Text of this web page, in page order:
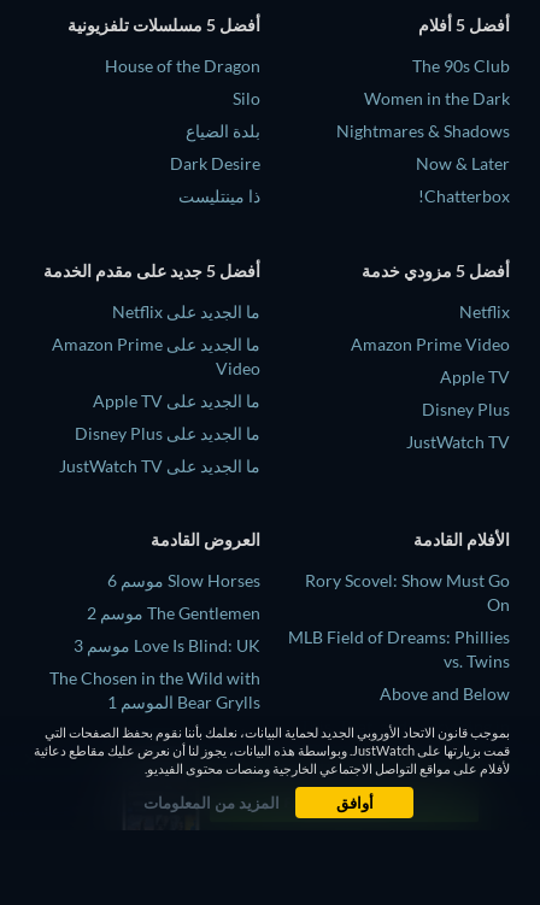
أفضل 5 أفلام
The 90s Club
Women in the Dark
Nightmares & Shadows
Now & Later
Chatterbox!
أفضل 5 مسلسلات تلفزيونية
House of the Dragon
Silo
بلدة الضياع
Dark Desire
ذا مينتليست
أفضل 5 مزودي خدمة
Netflix
Amazon Prime Video
Apple TV
Disney Plus
JustWatch TV
أفضل 5 جديد على مقدم الخدمة
ما الجديد على Netflix
ما الجديد على Amazon Prime
Video
ما الجديد على Apple TV
ما الجديد على Disney Plus
ما الجديد على JustWatch TV
الأفلام القادمة
Rory Scovel: Show Must Go
On
MLB Field of Dreams: Phillies
vs. Twins
Above and Below
This, That, and Everything in
Between
La fiera
العروض القادمة
Slow Horses موسم 6
The Gentlemen موسم 2
Love Is Blind: UK موسم 3
The Chosen in the Wild with
Bear Grylls الموسم 1
Mourinho موسم 1
بموجب قانون الاتحاد الأوروبي الجديد لحماية البيانات، نعلمك بأننا نقوم بحفظ الصفحات التي
قمت بزيارتها على JustWatch. وبواسطة هذه البيانات، يجوز لنا أن نعرض عليك مقاطع دعائية
لأفلام على مواقع التواصل الاجتماعي الخارجية ومنصات محتوى الفيديو.
أوافق المزيد من المعلومات